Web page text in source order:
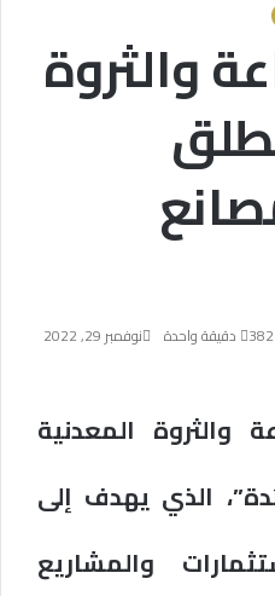
والثروة
نوفمبر 29, 2022 دقيقة واحدة
والثروة المعدنية
الذي يهدف إلى
والمشاريع